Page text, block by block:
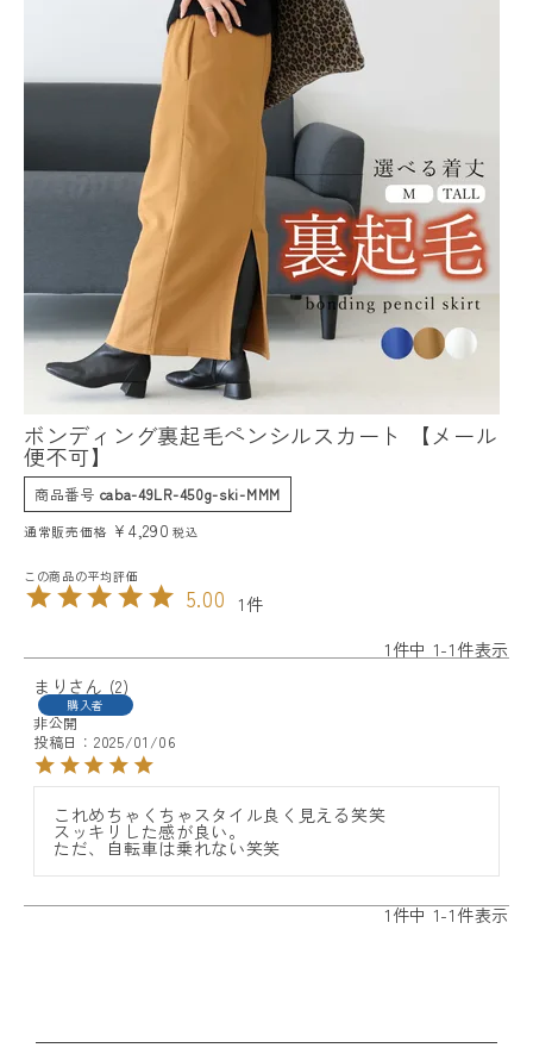
ボンディング裏起毛ペンシルスカート 【メール
便不可】
商品番号 caba-49LR-450g-ski-MMM
通常販売価格 ¥ 4,290 税込
5.00 1
1件中 1-1件表示
まり
2
購入者
非公開
投稿日
2025/01/06
これめちゃくちゃスタイル良く見える笑笑
スッキリした感が良い。
ただ、自転車は乗れない笑笑
1件中 1-1件表示